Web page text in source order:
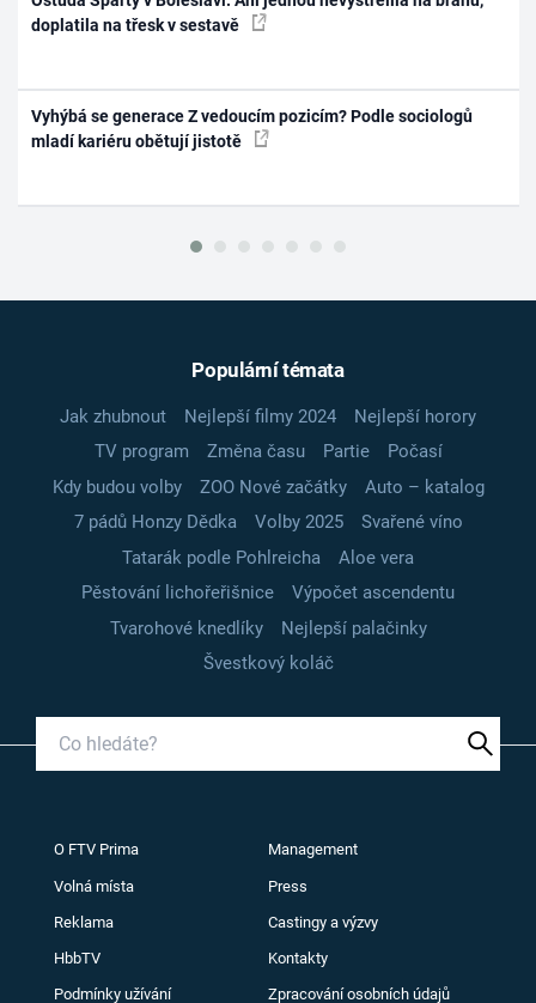
doplatila na třesk v sestavě
Vyhýbá se generace Z vedoucím pozicím? Podle sociologů
mladí kariéru obětují jistotě
Populární témata
Jak zhubnout Nejlepší filmy 2024
Nejlepší horory
TV program
Změna času Partie
Počasí
Kdy budou volby
ZOO Nové začátky
Auto – katalog
7 pádů Honzy Dědka
Volby 2025
Svařené víno
Tatarák podle Pohlreicha
Aloe vera
Pěstování lichořeřišnice
Výpočet ascendentu
Tvarohové knedlíky
Nejlepší palačinky
Švestkový koláč
O FTV Prima Management
Volná místa Press
Reklama Castingy a výzvy
HbbTV Kontakty
Podmínky užívání Zpracování osobních údajů